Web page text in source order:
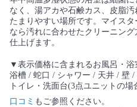
なく、湯アカや石鹸カス、皮脂
たまりやすい場所です。マイス
なら汚れに合わせたクリーニン
仕上げます。
▼表示価格に含まれるお風呂・浴
浴槽 / 蛇口 / シャワー / 天井 / 壁
トイレ・洗面台(3点ユニットの
口コミ もご参照ください。